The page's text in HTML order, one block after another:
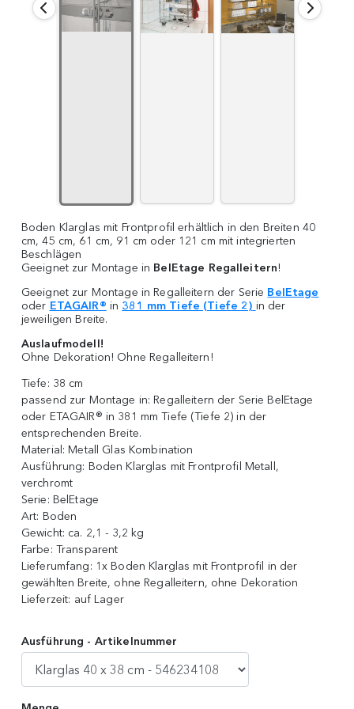
Boden Klarglas mit Frontprofil erhältlich in den Breiten 40
cm, 45 cm, 61 cm, 91 cm oder 121 cm mit integrierten
Beschlägen
Geeignet zur Montage in BelEtage Regalleitern!
Geeignet zur Montage in Regalleitern der Serie BelEtage
oder ETAGAIR® in 381 mm Tiefe (Tiefe 2) in der
jeweiligen Breite.
Auslaufmodell!
Ohne Dekoration! Ohne Regalleitern!
Tiefe: 38 cm
passend zur Montage in: Regalleitern der Serie BelEtage
oder ETAGAIR® in 381 mm Tiefe (Tiefe 2) in der
entsprechenden Breite.
Material: Metall Glas Kombination
Ausführung: Boden Klarglas mit Frontprofil Metall,
verchromt
Serie: BelEtage
Art: Boden
Gewicht: ca. 2,1 - 3,2 kg
Farbe: Transparent
Lieferumfang: 1x Boden Klarglas mit Frontprofil in der
gewählten Breite, ohne Regalleitern, ohne Dekoration
Lieferzeit: auf Lager
Ausführung - Artikelnummer